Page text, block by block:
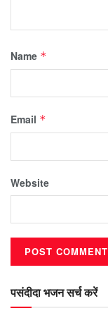
Name *
Email *
Website
पसंदीदा भजन सर्च करें